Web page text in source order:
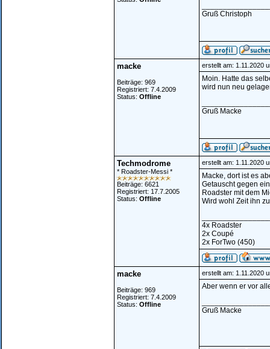
Gruß Christoph
macke
Beiträge: 969
Registriert: 7.4.2009
Status: Offline
erstellt am: 1.11.2020
Moin. Hatte das
wird nun neu
Gruß Macke
Techmodrome
* Roadster-Messi *
Beiträge: 6621
Registriert: 17.7.2005
Status: Offline
erstellt am: 1.11.2020
Macke, dort ist es
Getauscht gegen
Roadster mit dem
Wird wohl Zeit ihn
4x Roadster
2x Coupé
2x ForTwo (450)
macke
Beiträge: 969
Registriert: 7.4.2009
Status: Offline
erstellt am: 1.11.2020
Aber wenn er vor
Gruß Macke